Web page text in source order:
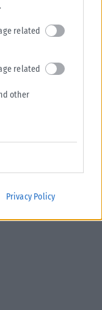
related
related
other
Privacy Policy